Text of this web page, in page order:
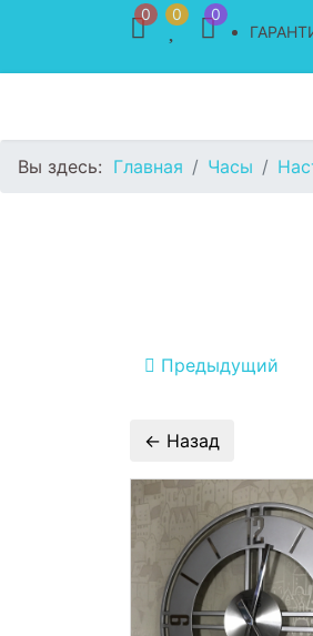
0 0
0
Вы здесь: Главная Часы
Предыдущий